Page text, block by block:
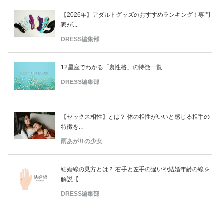
【2026年】アダルトグッズのおすすめランキング！専門
家が...
DRESS編集部
12星座でわかる「裏性格」の特徴一覧
DRESS編集部
【セックス相性】とは？ 体の相性がいいと感じる相手の
特徴を...
雨あがりの少女
結婚線の見方とは？ 右手と左手の違いや結婚年齢の線を
解説【...
DRESS編集部